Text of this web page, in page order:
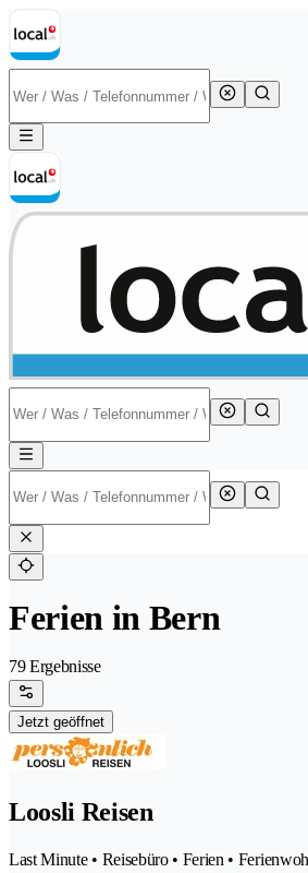
Ferien in Bern
79 Ergebnisse
Jetzt geöffnet
Loosli Reisen
Last Minute • Reisebüro • Ferien •